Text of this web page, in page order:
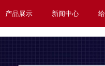
产品展示 新闻中心